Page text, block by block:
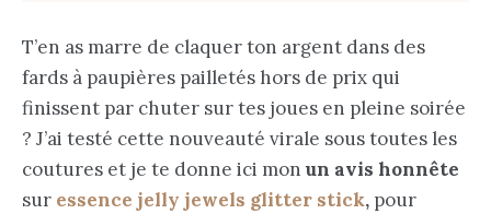
T’en as marre de claquer ton argent dans des
fards à paupières pailletés hors de prix qui
finissent par chuter sur tes joues en pleine soirée
? J’ai testé cette nouveauté virale sous toutes les
coutures et je te donne ici monun avis honnête
sur essence jelly jewels glitter stick, pour